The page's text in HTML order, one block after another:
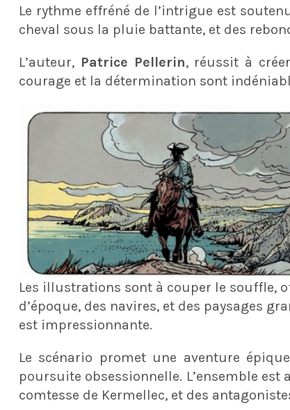
Le rythme effréné de l’intrigue est
cheval sous la pluie battante, et des
L’auteur, Patrice Pellerin, réussit à
courage et la détermination sont
Les illustrations sont à couper le souffle,
d’époque, des navires, et des paysages
est impressionnante.
Le scénario promet une aventure
poursuite obsessionnelle. L’ensemble
comtesse de Kermellec, et des